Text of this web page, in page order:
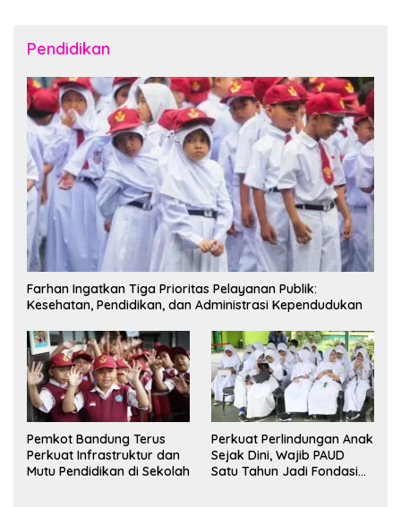
Pendidikan
Farhan Ingatkan Tiga Prioritas Pelayanan Publik:
Kesehatan, Pendidikan, dan Administrasi Kependudukan
Pemkot Bandung Terus
Perkuat Infrastruktur dan
Mutu Pendidikan di Sekolah
Perkuat Perlindungan Anak
Sejak Dini, Wajib PAUD
Satu Tahun Jadi Fondasi